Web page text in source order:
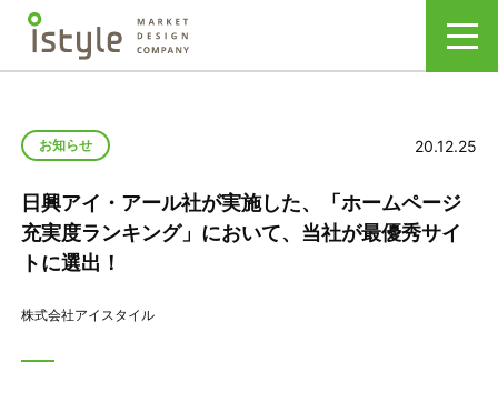
お知らせ 20.12.25
日興アイ・アール社が実施した、「ホームページ
充実度ランキング」において、当社が最優秀サイ
トに選出！
株式会社アイスタイル